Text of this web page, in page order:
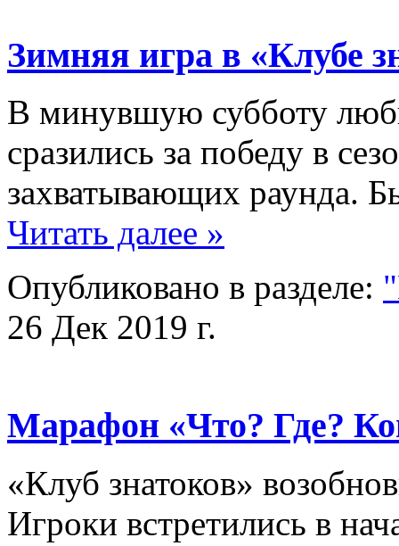
Зимняя игра в «Клубе
В минувшую субботу
сразились за победу в
захватывающих раунда.
Читать далее »
Опубликовано в разделе:
26 Дек 2019 г.
Марафон «Что? Где?
«Клуб знатоков»
Игроки встретились в